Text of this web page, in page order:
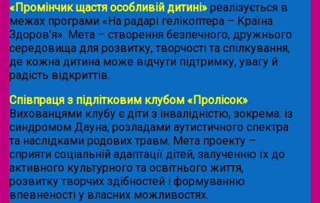
«Промінчик щастя особливій дитині» реалізується в
межах програми «На радарі гелікоптера – Країна
Здоров’я». Мета – створення безпечного, дружнього
середовища для розвитку, творчості та спілкування,
де кожна дитина може відчути підтримку, увагу й
радість відкриттів.
Співпраця з підлітковим клубом «Пролісок».
Вихованцями клубу є діти з інвалідністю, зокрема: із
синдромом Дауна, розладами аутистичного спектра
та наслідками родових травм. Мета проекту –
сприяти соціальній адаптації дітей, залученню їх до
активного культурного та освітнього життя,
розвитку творчих здібностей і формуванню
впевненості у власних можливостях.